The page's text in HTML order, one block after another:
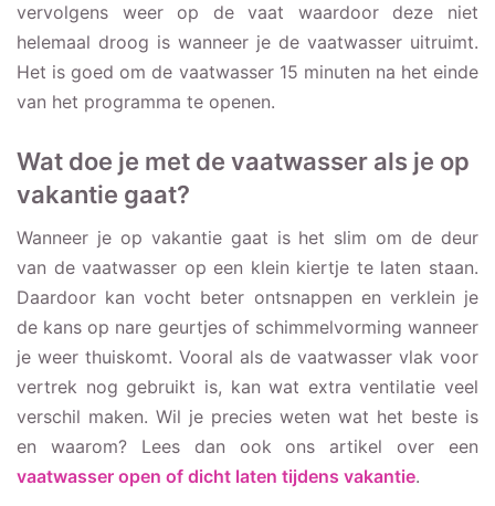
vervolgens weer op de vaat waardoor deze niet
helemaal droog is wanneer je de vaatwasser uitruimt.
Het is goed om de vaatwasser 15 minuten na het einde
van het programma te openen.
Wat doe je met de vaatwasser als je op
vakantie gaat?
Wanneer je op vakantie gaat is het slim om de deur
van de vaatwasser op een klein kiertje te laten staan.
Daardoor kan vocht beter ontsnappen en verklein je
de kans op nare geurtjes of schimmelvorming wanneer
je weer thuiskomt. Vooral als de vaatwasser vlak voor
vertrek nog gebruikt is, kan wat extra ventilatie veel
verschil maken. Wil je precies weten wat het beste is
en waarom? Lees dan ook ons artikel over een
vaatwasser open of dicht laten tijdens vakantie.